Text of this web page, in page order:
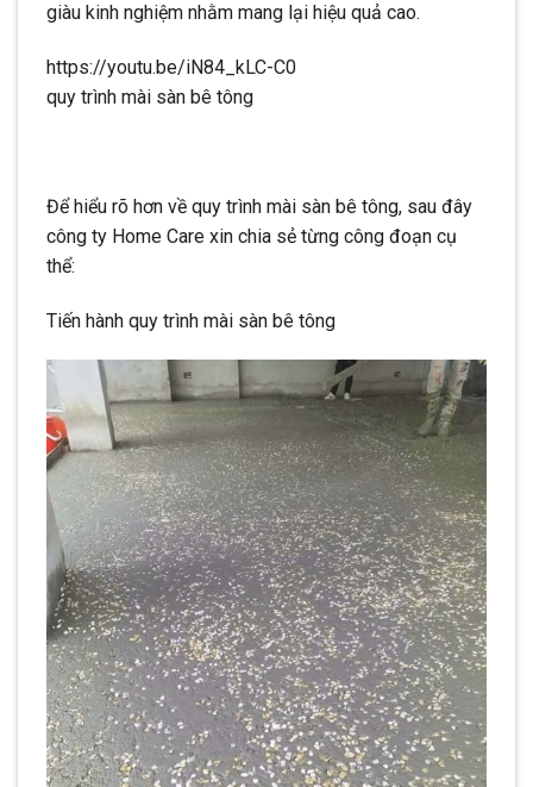
giàu kinh nghiệm nhằm mang lại hiệu quả cao.
https://youtu.be/iN84_kLC-C0
quy trình mài sàn bê tông
Để hiểu rõ hơn về quy trình mài sàn bê tông, sau đây
công ty Home Care xin chia sẻ từng công đoạn cụ
thể:
Tiến hành quy trình mài sàn bê tông